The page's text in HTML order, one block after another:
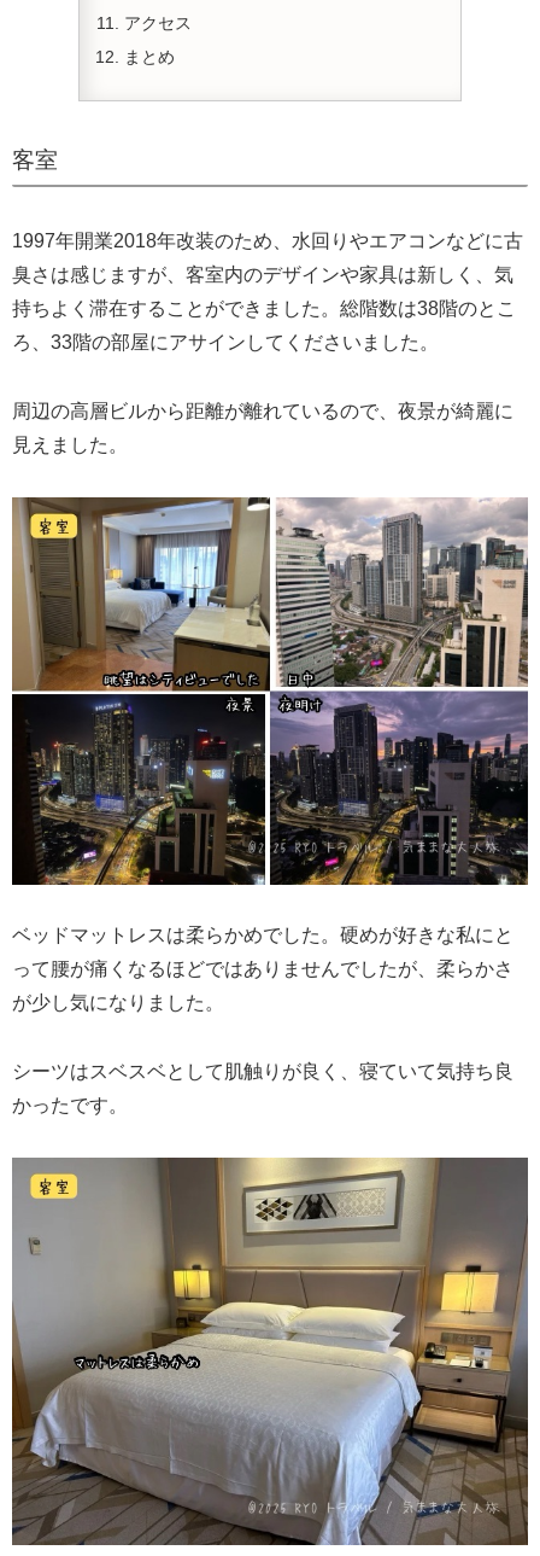
アクセス
まとめ
客室
1997年開業2018年改装のため、水回りやエアコンなどに古
臭さは感じますが、客室内のデザインや家具は新しく、気
持ちよく滞在することができました。総階数は38階のとこ
ろ、33階の部屋にアサインしてくださいました。
周辺の高層ビルから距離が離れているので、夜景が綺麗に
見えました。
ベッドマットレスは柔らかめでした。硬めが好きな私にと
って腰が痛くなるほどではありませんでしたが、柔らかさ
が少し気になりました。
シーツはスベスベとして肌触りが良く、寝ていて気持ち良
かったです。